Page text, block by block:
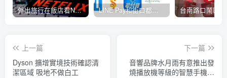
外出旅行在飯店看Netflix忘了登出怎麼辦？Netflix新功能可一鍵登出遠端裝置 LINE Pay和街口都可用 12月1日起台鐵增加9種支付方式購票
上一篇
Dyson 擴增實境技術確認清
潔區域 吸地不做白工
下一篇
音響品牌水月雨有意推出發
燒播放機等級的智慧手機，